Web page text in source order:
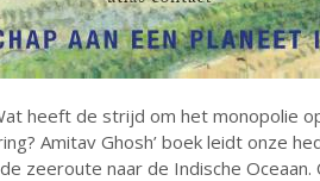
heeft de strijd om het monopolie
Amitav Ghosh’ boek leidt onze
zeeroute naar de Indische